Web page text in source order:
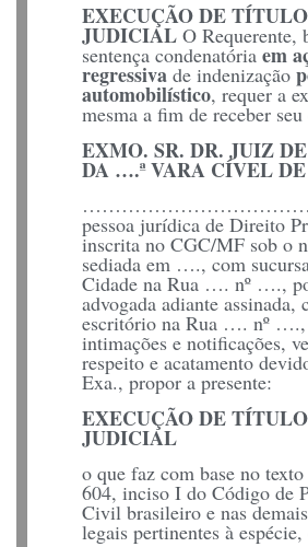
EXECUÇÃO DE TÍTULO
JUDICIAL O Requerente,
sentença condenatória em
regressiva de indenização
automobilístico, requer a
mesma a fim de receber
EXMO. SR. DR. JUIZ
DA ….ª VARA CÍVEL
pessoa jurídica de Direito
inscrita no CGC/MF sob o
sediada em …., com
Cidade na Rua …. nº ….,
advogada adiante assinada,
escritório na Rua …. nº ….,
intimações e notificações,
respeito e acatamento
Exa., propor a presente:
EXECUÇÃO DE TÍTULO
JUDICIAL
o que faz com base no
604, inciso I do Código de
Civil brasileiro e nas
legais pertinentes à